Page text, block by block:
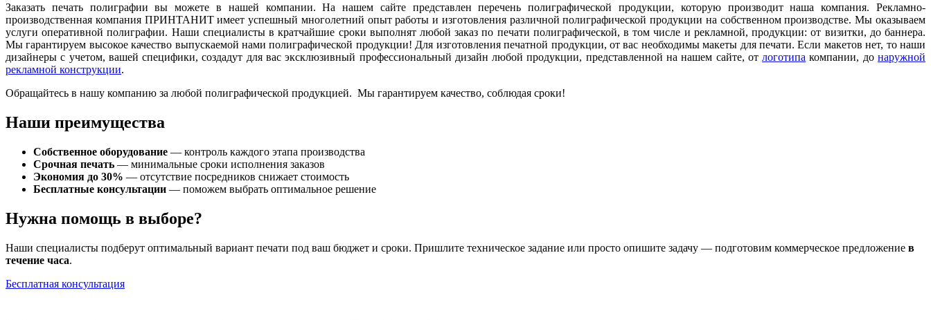
Заказать печать полиграфии вы можете в нашей компании. На нашем сайте представлен перечень полиграфической продукции, которую производит наша компания. Рекламно-
производственная компания ПРИНТАНИТ имеет успешный многолетний опыт работы и изготовления различной полиграфической продукции на собственном производстве. Мы оказываем
услуги оперативной полиграфии. Наши специалисты в кратчайшие сроки выполнят любой заказ по печати полиграфической, в том числе и рекламной, продукции: от визитки, до баннера.
Мы гарантируем высокое качество выпускаемой нами полиграфической продукции! Для изготовления печатной продукции, от вас необходимы макеты для печати. Если макетов нет, то наши
дизайнеры с учетом, вашей специфики, создадут для вас эксклюзивный профессиональный дизайн любой продукции, представленной на нашем сайте, отлоготипа компании, донаружной
рекламной конструкции.
Обращайтесь в нашу компанию за любой полиграфической продукцией. Мы гарантируем качество, соблюдая сроки!
Наши преимущества
Собственное оборудование — контроль каждого этапа производства
Срочная печать — минимальные сроки исполнения заказов
Экономия до 30% — отсутствие посредников снижает стоимость
Бесплатные консультации — поможем выбрать оптимальное решение
Нужна помощь в выборе?
Наши специалисты подберут оптимальный вариант печати под ваш бюджет и сроки. Пришлите техническое задание или просто опишите задачу — подготовим коммерческое предложение в
течение часа.
Бесплатная консультация